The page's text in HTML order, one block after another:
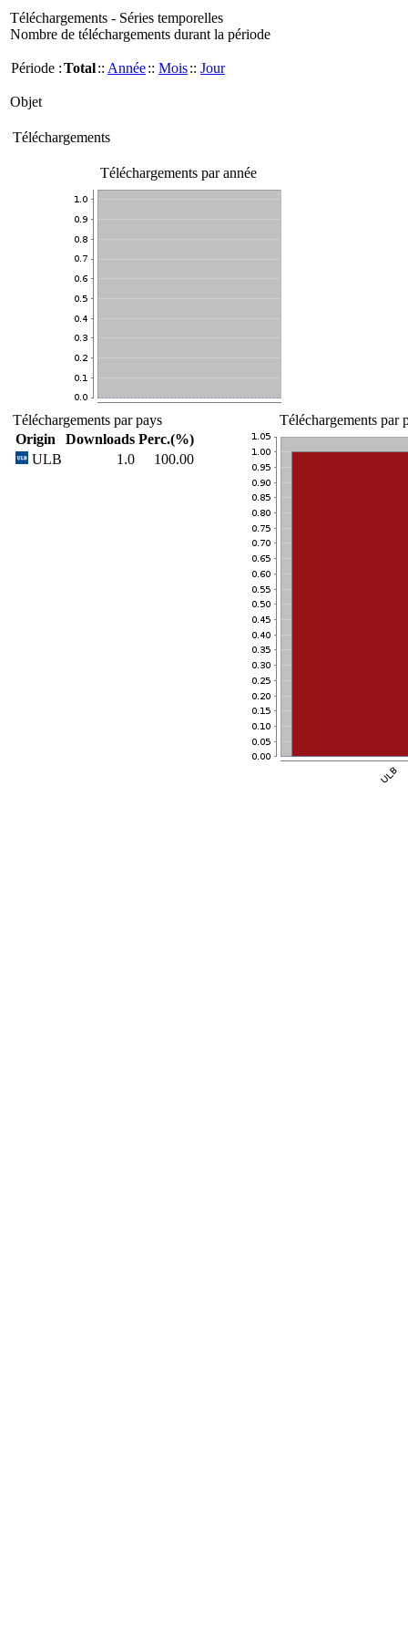
Téléchargements - Séries temporelles
Nombre de téléchargements durant la période
Période :Total:: Année:: Mois:: Jour
Objet
Téléchargements
Téléchargements par année
Téléchargements par pays
Origin
Downloads Perc.(%)
ULB
1.0 100.00
Téléchargements par